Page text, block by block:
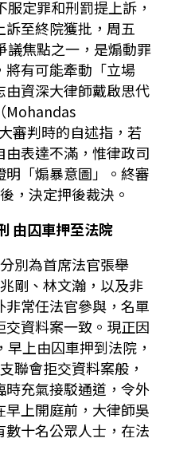
定罪和刑罰提上訴，
至終院獲批，周五
議焦點之一，是煽動罪
將有可能牽動「立場
資深大律師戴啟思代
Mohandas
審判時的自述指，若
表達不滿，惟律政司
「煽暴意圖」。終審
，決定押後裁決。
由囚車押至法院
別為首席法官張舉
剛、林文瀚，以及非
常任法官參與，名單
資料案一致。現正因
早上由囚車押到法院，
聯會拒交資料案般，
充氣接駁通道，令外
上開庭前，大律師吳
十名公眾人士，在法